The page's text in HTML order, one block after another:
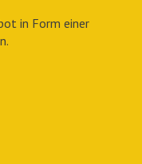
in Form einer